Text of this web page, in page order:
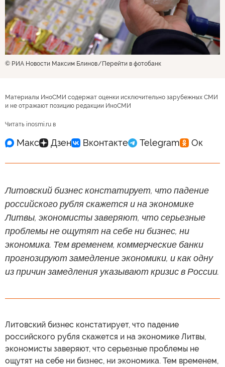
© РИА Новости Максим Блинов Перейти в фотобанк
Материалы ИноСМИ содержат оценки исключительно зарубежных СМИ
и не отражают позицию редакции ИноСМИ
Читать inosmi.ru в
Литовский бизнес констатирует, что падение
российского рубля скажется и на экономике
Литвы, экономисты заверяют, что серьезные
проблемы не ощутят на себе ни бизнес, ни
экономика. Тем временем, коммерческие банки
прогнозируют замедление экономики, и как одну
из причин замедления указывают кризис в России.
Литовский бизнес констатирует, что падение
российского рубля скажется и на экономике Литвы,
экономисты заверяют, что серьезные проблемы не
ощутят на себе ни бизнес, ни экономика. Тем временем,